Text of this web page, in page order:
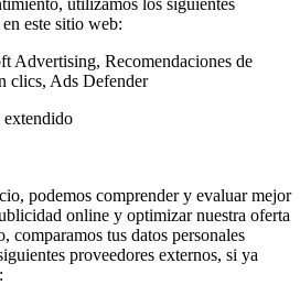
este sitio web:
Advertising, Recomendaciones de
clics, Ads Defender
podemos comprender y evaluar mejor
online y optimizar nuestra oferta
comparamos tus datos personales
proveedores externos, si ya